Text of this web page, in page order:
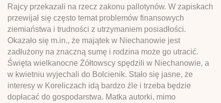
Rajcy przekazali na rzecz zakonu pallotynów. W zapiskach
przewijał się często temat problemów finansowych
ziemiaństwa i trudności z utrzymaniem posiadłości.
Okazało się m.in., że majątek w Niechanowie jest
zadłużony na znaczną sumę i rodzina może go utracić.
Święta wielkanocne Żółtowscy spędzili w Niechanowie, a
w kwietniu wyjechali do Bolcienik. Stało się jasne, że
interesy w Koreliczach idą bardzo źle i trzeba będzie
dopłacać do gospodarstwa. Matka autorki, mimo